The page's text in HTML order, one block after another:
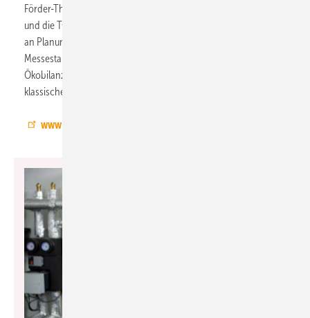
Förder-Themen haben zunehmenden Einfluss auf die Beratung
und die TGA-Planung – und verändern auch die Anforderungen
an Planungswerkzeuge. So stehen am Solar-Computer-
Messestand die neuen Softwareprodukte GEG 2023 und
Ökobilanzierung nach QNG sowie die Durchgängigkeit mit der
klassischen TGA- und CAD-Planung im Fokus.
www.solar-computer.de